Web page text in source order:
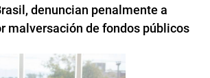
denuncian penalmente a
malversación de fondos públicos